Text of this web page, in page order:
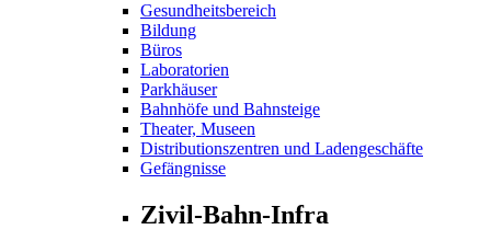
Gesundheitsbereich
Bildung
Büros
Laboratorien
Parkhäuser
Bahnhöfe und Bahnsteige
Theater, Museen
Distributionszentren und Ladengeschäfte
Gefängnisse
Zivil-Bahn-Infra